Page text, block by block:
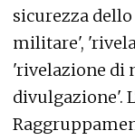
sicurezza
militare',
'rivelazione di
divulgazione'.